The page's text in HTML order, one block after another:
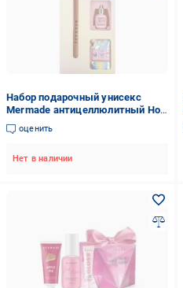
Набор подарочный унисекс
Mermade антицеллюлитный Hot
Hot Baby 5
оценить
Нет в наличии